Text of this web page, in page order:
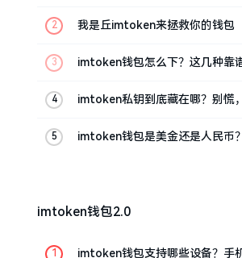
我是丘imtoken来拯救你的钱包
imtoken钱包怎么下？这几种靠
imtoken私钥到底藏在哪？别慌
imtoken钱包是美金还是人民币
imtoken钱包2.0
imtoken钱包支持哪些设备？手